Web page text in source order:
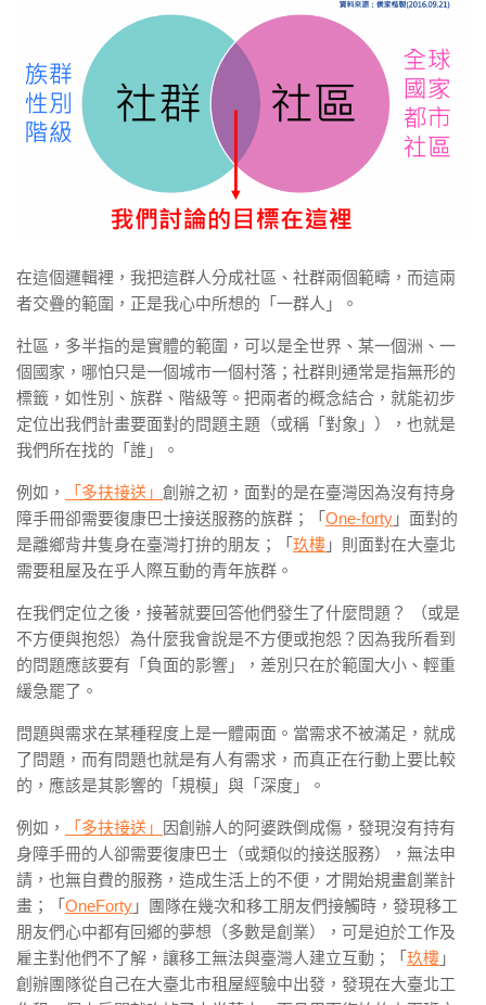
在這個邏輯裡，我把這群人分成社區、社群兩個範疇，而這兩
者交疊的範圍，正是我心中所想的「一群人」。
社區，多半指的是實體的範圍，可以是全世界、某一個洲、一
個國家，哪怕只是一個城市一個村落；社群則通常是指無形的
標籤，如性別、族群、階級等。把兩者的概念結合，就能初步
定位出我們計畫要面對的問題主題（或稱「對象」），也就是
我們所在找的「誰」。
例如， 「多扶接送」 創辦之初，面對的是在臺灣因為沒有持身
障手冊卻需要復康巴士接送服務的族群；「 One-forty 」面對的
是離鄉背井隻身在臺灣打拚的朋友；「 玖樓 」則面對在大臺北
需要租屋及在乎人際互動的青年族群。
在我們定位之後，接著就要回答他們發生了什麼問題？ （或是
不方便與抱怨）為什麼我會說是不方便或抱怨？因為我所看到
的問題應該要有「負面的影響」，差別只在於範圍大小、輕重
緩急罷了。
問題與需求在某種程度上是一體兩面。當需求不被滿足，就成
了問題，而有問題也就是有人有需求，而真正在行動上要比較
的，應該是其影響的「規模」與「深度」。
例如， 「多扶接送」
因創辦人的阿婆跌倒成傷，發現沒有持有
身障手冊的人卻需要復康巴士（或類似的接送服務），無法申
請，也無自費的服務，造成生活上的不便，才開始規畫創業計
畫；「 OneForty 」團隊在幾次和移工朋友們接觸時，發現移工
朋友們心中都有回鄉的夢想（多數是創業），可是迫於工作及
雇主對他們不了解，讓移工無法與臺灣人建立互動；「 玖樓 」
創辦團隊從自己在大臺北市租屋經驗中出發，發現在大臺北工